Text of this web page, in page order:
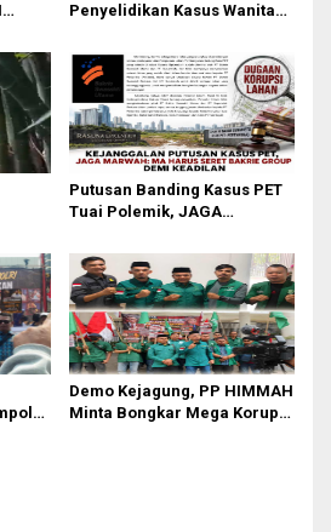
Penyelidikan Kasus Wanita
Komplek Bumi Asri Medan
Putusan Banding Kasus PET
Tuai Polemik, JAGA
Peran Bakrie Group
Demo Kejagung, PP HIMMAH
Minta Bongkar Mega Korupsi